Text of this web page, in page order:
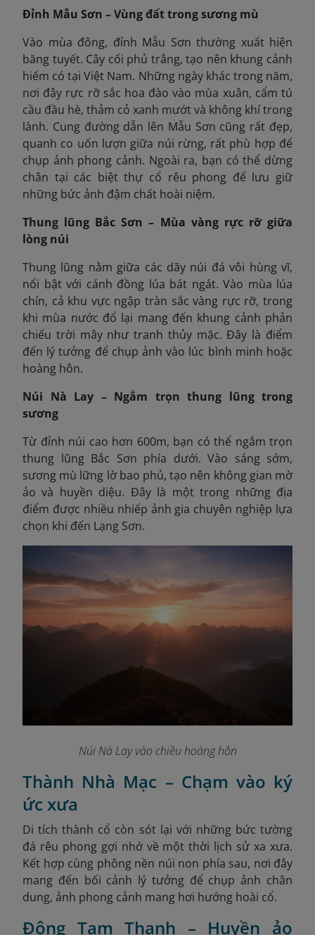
Đỉnh Mẫu Sơn – Vùng đất trong sương mù
Vào mùa đông, đỉnh Mẫu Sơn thường xuất hiện
băng tuyết. Cây cối phủ trắng, tạo nên khung cảnh
hiếm có tại Việt Nam. Những ngày khác trong năm,
nơi đây rực rỡ sắc hoa đào vào mùa xuân, cẩm tú
cầu đầu hè, thảm cỏ xanh mướt và không khí trong
lành. Cung đường dẫn lên Mẫu Sơn cũng rất đẹp,
quanh co uốn lượn giữa núi rừng, rất phù hợp để
chụp ảnh phong cảnh. Ngoài ra, bạn có thể dừng
chân tại các biệt thự cổ rêu phong để lưu giữ
những bức ảnh đậm chất hoài niệm.
Thung lũng Bắc Sơn – Mùa vàng rực rỡ giữa
lòng núi
Thung lũng nằm giữa các dãy núi đá vôi hùng vĩ,
nổi bật với cánh đồng lúa bát ngát. Vào mùa lúa
chín, cả khu vực ngập tràn sắc vàng rực rỡ, trong
khi mùa nước đổ lại mang đến khung cảnh phản
chiếu trời mây như tranh thủy mặc. Đây là điểm
đến lý tưởng để chụp ảnh vào lúc bình minh hoặc
hoàng hôn.
Núi Nà Lay – Ngắm trọn thung lũng trong
sương
Từ đỉnh núi cao hơn 600m, bạn có thể ngắm trọn
thung lũng Bắc Sơn phía dưới. Vào sáng sớm,
sương mù lững lờ bao phủ, tạo nên không gian mờ
ảo và huyền diệu. Đây là một trong những địa
điểm được nhiều nhiếp ảnh gia chuyên nghiệp lựa
chọn khi đến Lạng Sơn.
Núi Nà Lay vào chiều hoàng hôn
Thành Nhà Mạc – Chạm vào ký
ức xưa
Di tích thành cổ còn sót lại với những bức tường
đá rêu phong gợi nhớ về một thời lịch sử xa xưa.
Kết hợp cùng phông nền núi non phía sau, nơi đây
mang đến bối cảnh lý tưởng để chụp ảnh chân
dung, ảnh phong cảnh mang hơi hướng hoài cổ.
Động Tam Thanh – Huyền ảo